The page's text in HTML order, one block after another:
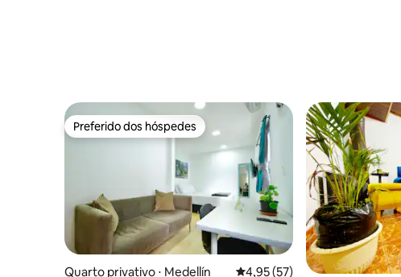
Preferido dos hóspedes
Preferido dos hóspedes
Quarto privativo ⋅ Medellín 4,95 de uma avaliação média
4,95 (57)